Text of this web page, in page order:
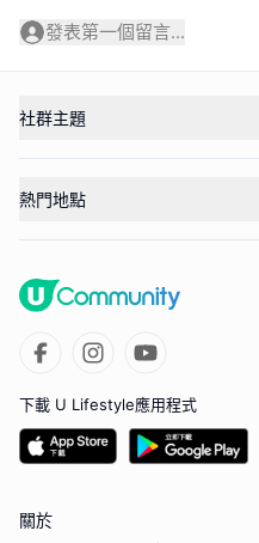
發表第一個留言...
社群主題
熱門地點
下載 U Lifestyle應用程式
關於